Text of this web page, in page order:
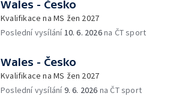
Wales - Česko
Kvalifikace na MS žen 2027
Poslední vysílání10. 6. 2026na ČT sport
Wales - Česko
Kvalifikace na MS žen 2027
Poslední vysílání9. 6. 2026 na ČT sport